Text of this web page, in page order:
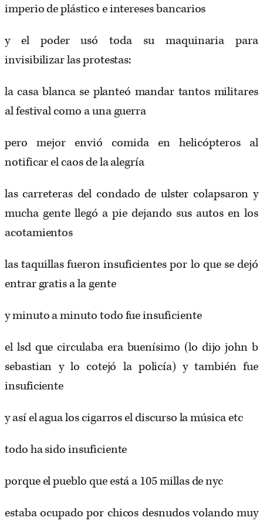
imperio de plástico e intereses bancarios
y el poder usó toda su maquinaria para
invisibilizar las protestas:
la casa blanca se planteó mandar tantos militares
al festival como a una guerra
pero mejor envió comida en helicópteros al
notificar el caos de la alegría
las carreteras del condado de ulster colapsaron y
mucha gente llegó a pie dejando sus autos en los
acotamientos
las taquillas fueron insuficientes por lo que se dejó
entrar gratis a la gente
y minuto a minuto todo fue insuficiente
el lsd que circulaba era buenísimo (lo dijo john b
sebastian y lo cotejó la policía) y también fue
insuficiente
y así el agua los cigarros el discurso la música etc
todo ha sido insuficiente
porque el pueblo que está a 105 millas de nyc
estaba ocupado por chicos desnudos volando muy